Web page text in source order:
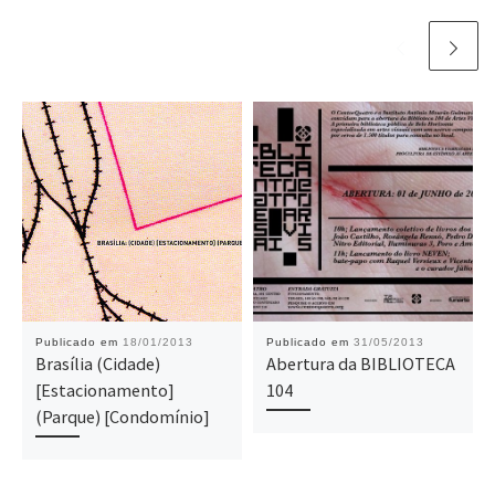
Publicado em 18/01/2013
Brasília (Cidade)
[Estacionamento]
(Parque) [Condomínio]
Publicado em 31/05/2013
Abertura da BIBLIOTECA
104